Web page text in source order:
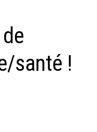
santé !